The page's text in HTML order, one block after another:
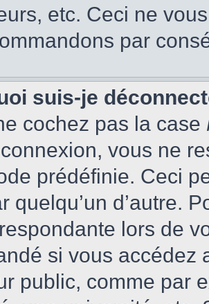
etc. Ceci ne
par
suis-je
cochez pas la case
vous ne
prédéfinie. Ceci
quelqu’un d’autre.
lors de
si vous accédez
public, comme par